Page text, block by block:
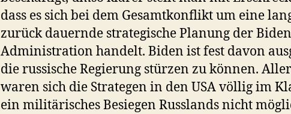
dass es sich bei dem Gesamtkonflikt um eine
zurück dauernde strategische Planung der
Administration handelt. Biden ist fest davon
die russische Regierung stürzen zu können.
waren sich die Strategen in den USA völlig im
ein militärisches Besiegen Russlands nicht